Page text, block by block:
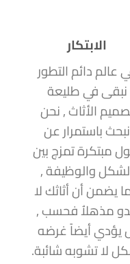
الابتكار
عالم دائم التطور
نبقى في طليعة
الأثاث , نحن
نبحث باستمرار عن
مبتكرة تمزج بين
والوظيفة ,
يضمن أن أثاثك لا
مذهلاُ فحسب ,
يؤدي أيضاً غرضه
لا تشوبه شائبة.